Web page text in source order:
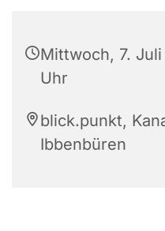
Mittwoch, 7.
Uhr
blick.punkt,
Ibbenbüren